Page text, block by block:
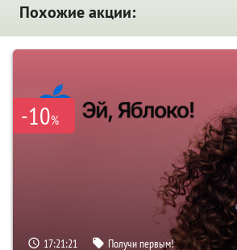
Похожие акции:
-10%
17:21:20 Получи первым!